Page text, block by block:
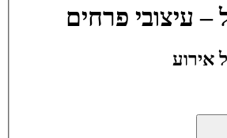
– עיצובי פרחים
אירוע